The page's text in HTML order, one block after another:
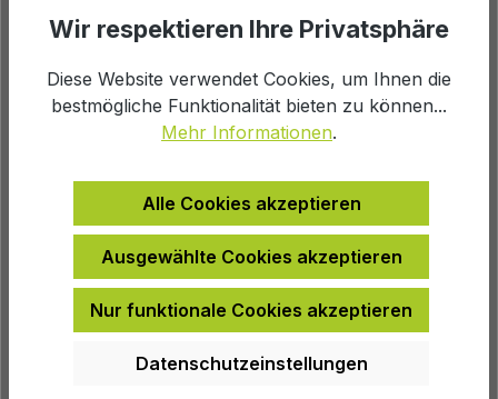
multicolor
Produkt Anzahl: Gib den
In den Warenkorb
Zur Wunschliste hinzufügen
Produktnummer:14319
Wir respektieren Ihre Privatsphäre
Diese Website verwendet Cookies, um Ihnen die
bestmögliche Funktionalität bieten zu können...
Mehr Informationen.
Alle Cookies akzeptieren
Ausgewählte Cookies akzeptieren
Nur funktionale Cookies akzeptieren
Datenschutzeinstellungen